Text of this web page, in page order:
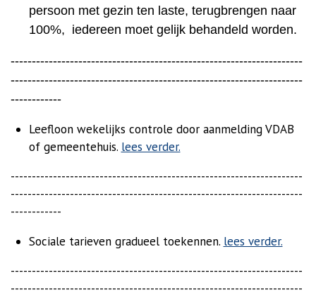
persoon met gezin ten laste, terugbrengen naar
100%, iedereen moet gelijk behandeld worden.
---------------------------------------------------------------------
---------------------------------------------------------------------
------------
Leefloon wekelijks controle door aanmelding VDAB
of gemeentehuis. lees verder.
---------------------------------------------------------------------
---------------------------------------------------------------------
------------
Sociale tarieven gradueel toekennen. lees verder.
---------------------------------------------------------------------
---------------------------------------------------------------------